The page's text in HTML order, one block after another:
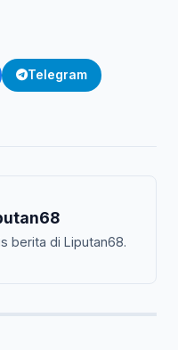
Telegram
berita di Liputan68.